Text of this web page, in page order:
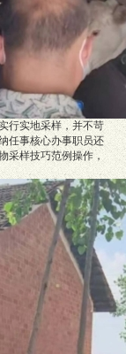
实地采样，并不苛
任事核心办事职员还
采样技巧范例操作，